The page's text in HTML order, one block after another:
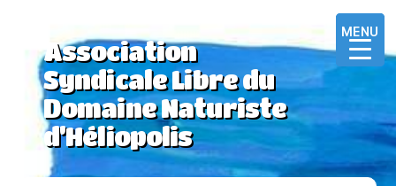
Association
Syndicale Libre du
Domaine Naturiste
d’Héliopolis
MENU
MENU
MENU